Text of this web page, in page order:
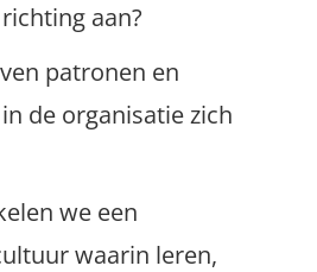
aan?
patronen en
de organisatie zich
we een
waarin leren,